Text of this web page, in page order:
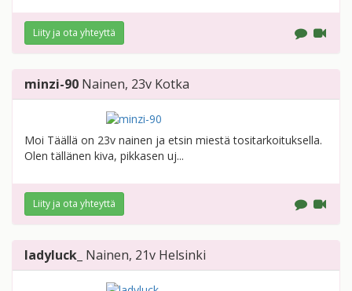
Liity ja ota yhteyttä
minzi-90 Nainen, 23v Kotka
Moi Täällä on 23v nainen ja etsin miestä tositarkoituksella.
Olen tällänen kiva, pikkasen uj...
Liity ja ota yhteyttä
ladyluck_ Nainen, 21v Helsinki